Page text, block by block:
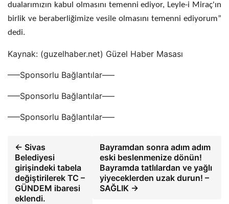
dualarımızın kabul olmasını temenni ediyor, Leyle-i Miraç'ın
birlik ve beraberliğimize vesile olmasını temenni ediyorum”
dedi.
Kaynak: (guzelhaber.net) Güzel Haber Masası
—–Sponsorlu Bağlantılar—–
—–Sponsorlu Bağlantılar—–
—–Sponsorlu Bağlantılar—–
← Sivas
Belediyesi
girişindeki tabela
değiştirilerek TC –
GÜNDEM ibaresi
eklendi.
Bayramdan sonra adım adım
eski beslenmenize dönün!
Bayramda tatlılardan ve yağlı
yiyeceklerden uzak durun! –
SAĞLIK →